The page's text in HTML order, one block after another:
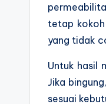
tetap kokoh
yang tidak
Untuk hasil
Jika
sesuai